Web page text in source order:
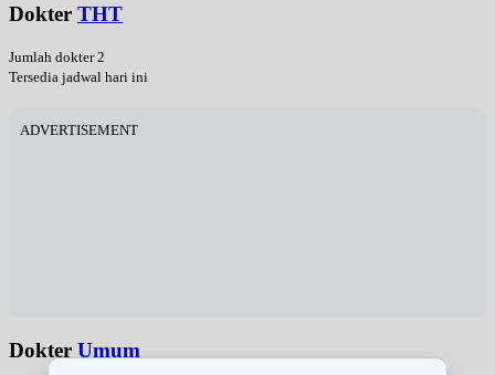
Dokter THT
Jumlah dokter 2
Tersedia jadwal hari ini
ADVERTISEMENT
Dokter Umum